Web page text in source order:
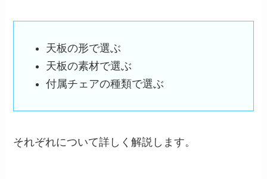
天板の形で選ぶ
天板の素材で選ぶ
付属チェアの種類で選ぶ
それぞれについて詳しく解説します。